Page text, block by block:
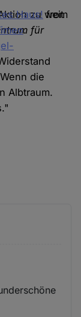
Haus! from
.
zu weit
für
die
Albtraum.